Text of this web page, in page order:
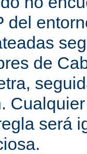
del
de
será